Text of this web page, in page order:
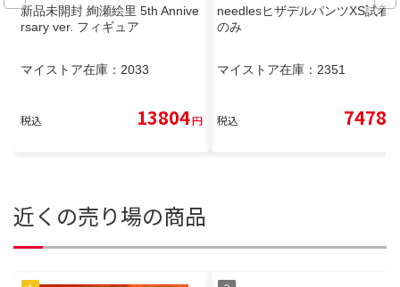
新品未開封 絢瀬絵里 5th Annive
rsary ver. フィギュア
マイストア在庫： 2033
税込 13804円
needlesヒザデルパンツXS試着
のみ
マイストア在庫： 2351
税込 7478
近くの売り場の商品